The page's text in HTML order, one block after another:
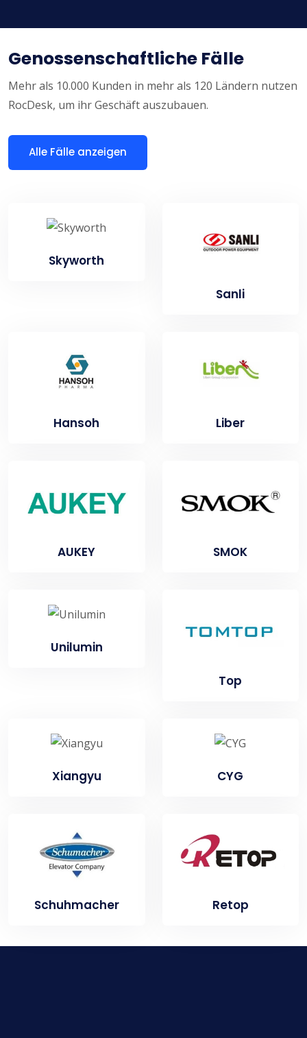
Genossenschaftliche Fälle
Mehr als 10.000 Kunden in mehr als 120 Ländern nutzen
RocDesk, um ihr Geschäft auszubauen.
Alle Fälle anzeigen
Skyworth
Sanli
Hansoh Liber
AUKEY SMOK
Unilumin
Top
Xiangyu CYG
Schuhmacher Retop